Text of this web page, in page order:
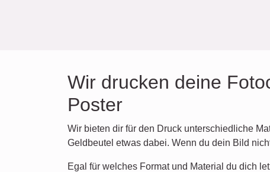
Wir drucken deine
Poster
Wir bieten dir für den Druck unterschiedliche
Geldbeutel etwas dabei. Wenn du dein Bild
Egal für welches Format und Material du dich